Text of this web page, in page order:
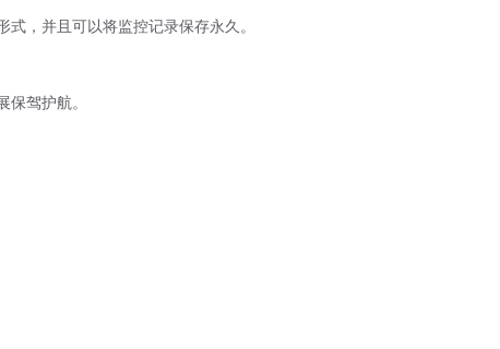
，并且可以将监控记录保存永久。
驾护航。